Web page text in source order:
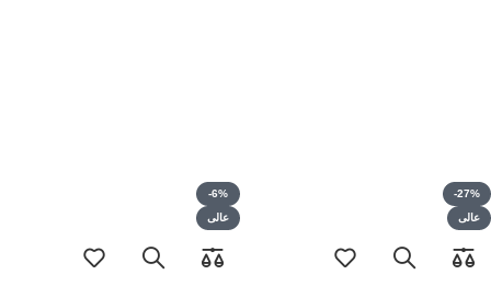
-27%
عالی
-6%
عالی